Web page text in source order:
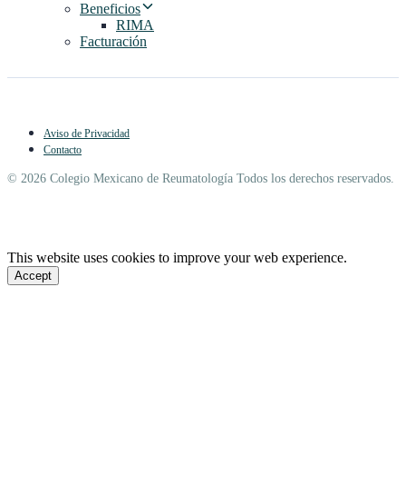
Beneficios
RIMA
Facturación
Aviso de Privacidad
Contacto
© 2026 Colegio Mexicano de Reumatología Todos los derechos reservados.
This website uses cookies to improve your web experience.
Accept